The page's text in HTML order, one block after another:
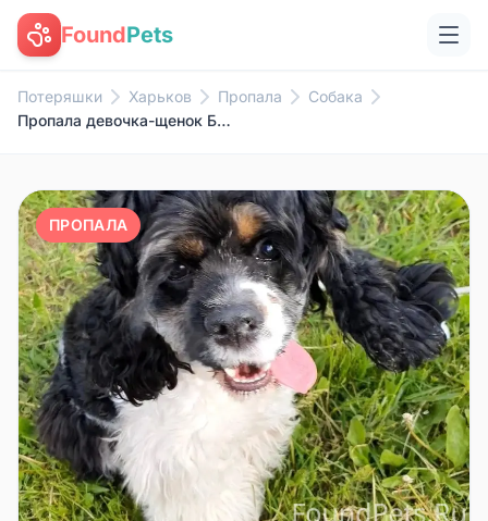
FoundPets
Потеряшки Харьков Пропала
Собака
Пропала девочка-щенок Белла, Нагорный район
ПРОПАЛА